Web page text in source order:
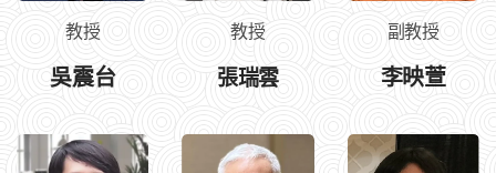
教授
吳震台
教授
張瑞雲
副教授
李映萱